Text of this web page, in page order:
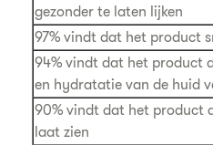
gezonder te laten lijken
97% vindt dat het product
94% vindt dat het product
en hydratatie van de huid
90% vindt dat het product
laat zien